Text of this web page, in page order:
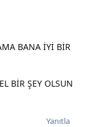
BANA İYİ BİR
BİR ŞEY OLSUN
Yanıtla